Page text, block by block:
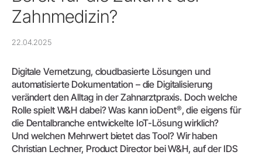
Zahnmedizin?
22.04.2025
Digitale Vernetzung, cloudbasierte Lösungen und
automatisierte Dokumentation – die Digitalisierung
verändert den Alltag in der Zahnarztpraxis. Doch welche
Rolle spielt W&H dabei? Was kann ioDent®, die eigens für
die Dentalbranche entwickelte IoT-Lösung wirklich?
Und welchen Mehrwert bietet das Tool? Wir haben
Christian Lechner, Product Director bei W&H, auf der IDS